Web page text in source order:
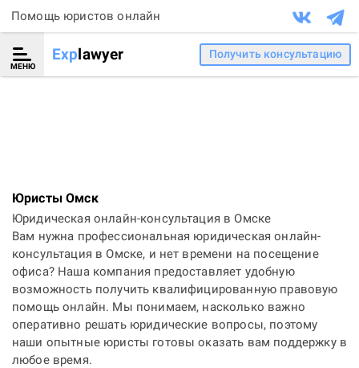
Помощь юристов онлайн
МЕНЮ
Explawyer Получить консультацию
Юристы Омск
Юридическая онлайн-консультация в Омске
Вам нужна профессиональная юридическая онлайн-
консультация в Омске, и нет времени на посещение
офиса? Наша компания предоставляет удобную
возможность получить квалифицированную правовую
помощь онлайн. Мы понимаем, насколько важно
оперативно решать юридические вопросы, поэтому
наши опытные юристы готовы оказать вам поддержку в
любое время.